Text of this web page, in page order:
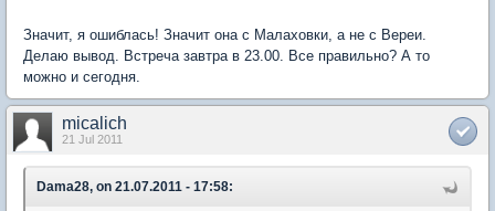
Значит, я ошиблась! Значит она с Малаховки, а не с Вереи.
Делаю вывод. Встреча завтра в 23.00. Все правильно? А то
можно и сегодня.
micalich
21 Jul 2011
Dama28, on 21.07.2011 - 17:58: